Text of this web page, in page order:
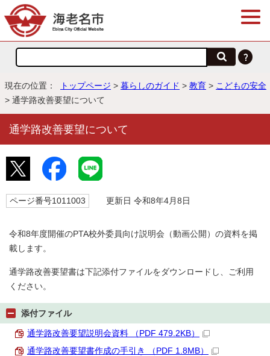
現在の位置： トップページ > 暮らしのガイド > 教育 > こどもの安全
> 通学路改善要望について
通学路改善要望について
ページ番号1011003 更新日 令和8年4月8日
令和8年度開催のPTA校外委員向け説明会（動画公開）の資料を掲
載します。
通学路改善要望書は下記添付ファイルをダウンロードし、ご利用
ください。
添付ファイル
通学路改善要望説明会資料 （PDF 479.2KB）
通学路改善要望書作成の手引き （PDF 1.8MB）